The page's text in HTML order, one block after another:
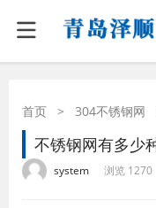
首页 > 304不锈钢网
不锈钢网有多少
system 浏览 1270